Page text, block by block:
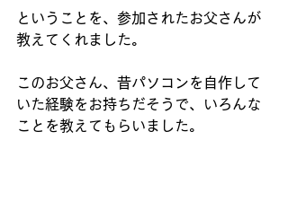
ということを、参加されたお父さんが
教えてくれました。
このお父さん、昔パソコンを自作して
いた経験をお持ちだそうで、いろんな
ことを教えてもらいました。